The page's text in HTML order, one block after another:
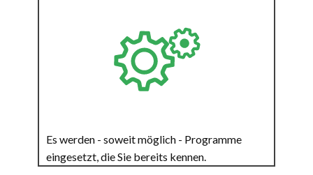
Es werden - soweit möglich - Programme
eingesetzt, die Sie bereits kennen.